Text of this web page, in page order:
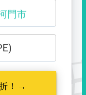
！→